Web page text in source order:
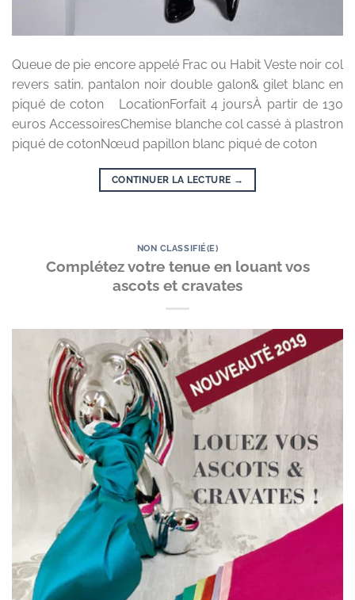
Queue de pie encore appelé Frac ou Habit Veste noir col
revers satin, pantalon noir double galon& gilet blanc en
piqué de coton LocationForfait 4 joursÀ partir de 130
euros AccessoiresChemise blanche col cassé à plastron
piqué de cotonNœud papillon blanc piqué de coton
CONTINUER LA LECTURE →
NON CLASSIFIÉ(E)
Complétez votre tenue en louant vos
ascots et cravates